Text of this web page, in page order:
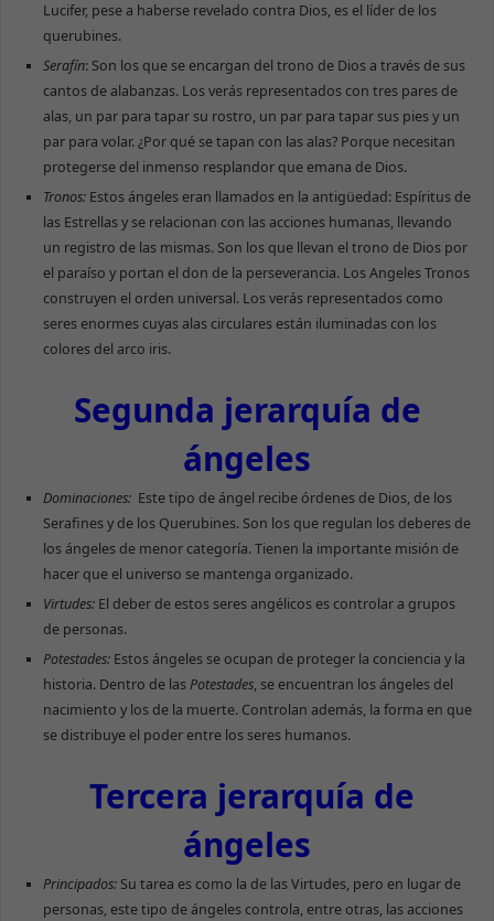
Lucifer, pese a haberse revelado contra Dios, es el líder de los
querubines.
Serafín: Son los que se encargan del trono de Dios a través de sus
cantos de alabanzas. Los verás representados con tres pares de
alas, un par para tapar su rostro, un par para tapar sus pies y un
par para volar. ¿Por qué se tapan con las alas? Porque necesitan
protegerse del inmenso resplandor que emana de Dios.
Tronos:Estos ángeles eran llamados en la antigüedad: Espíritus de
las Estrellas y se relacionan con las acciones humanas, llevando
un registro de las mismas. Son los que llevan el trono de Dios por
el paraíso y portan el don de la perseverancia. Los Angeles Tronos
construyen el orden universal. Los verás representados como
seres enormes cuyas alas circulares están iluminadas con los
colores del arco iris.
Segunda jerarquía de
ángeles
Dominaciones:Este tipo de ángel recibe órdenes de Dios, de los
Serafines y de los Querubines. Son los que regulan los deberes de
los ángeles de menor categoría. Tienen la importante misión de
hacer que el universo se mantenga organizado.
Virtudes:El deber de estos seres angélicos es controlar a grupos
de personas.
Potestades:Estos ángeles se ocupan de proteger la conciencia y la
historia. Dentro de lasPotestades, se encuentran los ángeles del
nacimiento y los de la muerte. Controlan además, la forma en que
se distribuye el poder entre los seres humanos.
Tercera jerarquía de
ángeles
Principados:Su tarea es como la de las Virtudes, pero en lugar de
personas, este tipo de ángeles controla, entre otras, las acciones